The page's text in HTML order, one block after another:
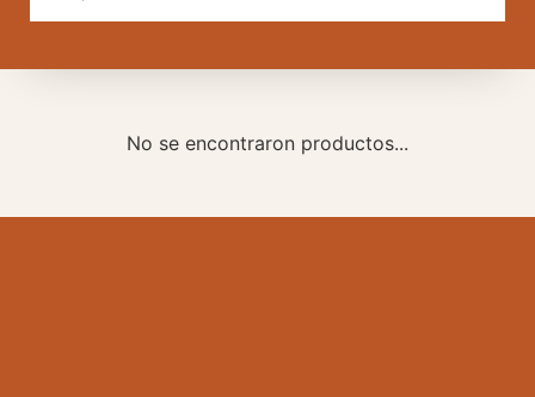
No se encontraron productos...